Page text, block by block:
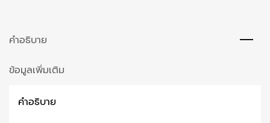
คำอธิบาย
ข้อมูลเพิ่มเติม
คำอธิบาย